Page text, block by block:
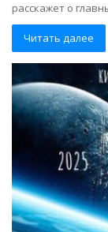
расскажет о
Читать далее